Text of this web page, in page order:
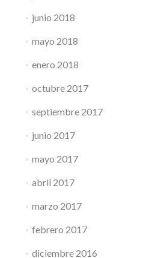
junio 2018
mayo 2018
enero 2018
octubre 2017
septiembre 2017
junio 2017
mayo 2017
abril 2017
marzo 2017
febrero 2017
diciembre 2016